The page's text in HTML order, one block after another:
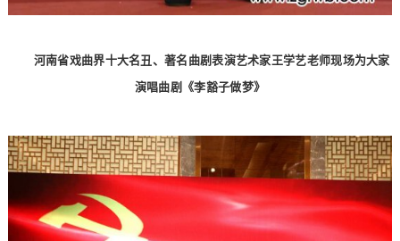
河南省戏曲界十大名丑、著名曲剧表演艺术家王学艺老师现场为大家
演唱曲剧《李豁子做梦》